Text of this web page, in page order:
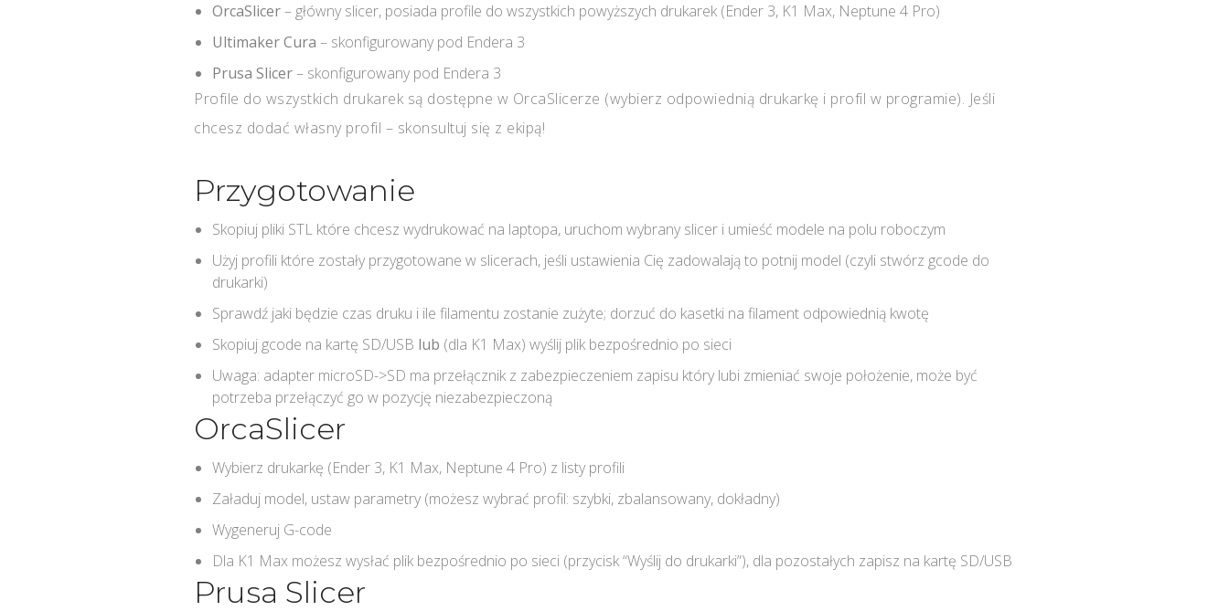
OrcaSlicer– główny slicer, posiada profile do wszystkich powyższych drukarek (Ender 3, K1 Max, Neptune 4 Pro)
Ultimaker Cura – skonfigurowany pod Endera 3
Prusa Slicer– skonfigurowany pod Endera 3
Profile do wszystkich drukarek są dostępne w OrcaSlicerze (wybierz odpowiednią drukarkę i profil w programie). Jeśli
chcesz dodać własny profil – skonsultuj się z ekipą!
Przygotowanie
Skopiuj pliki STL które chcesz wydrukować na laptopa, uruchom wybrany slicer i umieść modele na polu roboczym
Użyj profili które zostały przygotowane w slicerach, jeśli ustawienia Cię zadowalają to potnij model (czyli stwórz gcode do
drukarki)
Sprawdź jaki będzie czas druku i ile filamentu zostanie zużyte; dorzuć do kasetki na filament odpowiednią kwotę
Skopiuj gcode na kartę SD/USB lub (dla K1 Max) wyślij plik bezpośrednio po sieci
Uwaga: adapter microSD->SD ma przełącznik z zabezpieczeniem zapisu który lubi zmieniać swoje położenie, może być
potrzeba przełączyć go w pozycję niezabezpieczoną
OrcaSlicer
Wybierz drukarkę (Ender 3, K1 Max, Neptune 4 Pro) z listy profili
Załaduj model, ustaw parametry (możesz wybrać profil: szybki, zbalansowany, dokładny)
Wygeneruj G-code
Dla K1 Max możesz wysłać plik bezpośrednio po sieci (przycisk “Wyślij do drukarki”), dla pozostałych zapisz na kartę SD/USB
Prusa Slicer